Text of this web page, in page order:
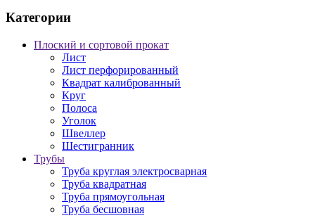
Категории
Плоский и сортовой прокат
Лист
Лист перфорированный
Квадрат калиброванный
Круг
Полоса
Уголок
Швеллер
Шестигранник
Трубы
Труба круглая электросварная
Труба квадратная
Труба прямоугольная
Труба бесшовная